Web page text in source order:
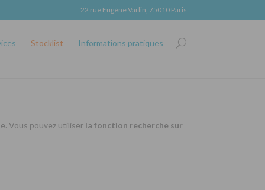
22 rue Eugène Varlin, 75010 Paris
Stocklist Informations pratiques
Vous pouvez utiliser la fonction recherche sur